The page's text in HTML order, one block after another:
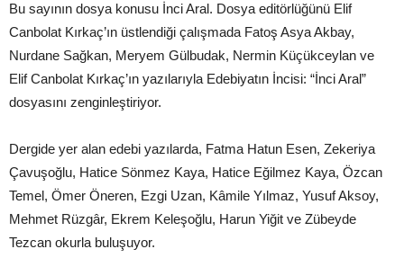
Bu sayının dosya konusu İnci Aral. Dosya editörlüğünü Elif
Canbolat Kırkaç’ın üstlendiği çalışmada Fatoş Asya Akbay,
Nurdane Sağkan, Meryem Gülbudak, Nermin Küçükceylan ve
Elif Canbolat Kırkaç’ın yazılarıyla Edebiyatın İncisi: “İnci Aral”
dosyasını zenginleştiriyor.
Dergide yer alan edebi yazılarda, Fatma Hatun Esen, Zekeriya
Çavuşoğlu, Hatice Sönmez Kaya, Hatice Eğilmez Kaya, Özcan
Temel, Ömer Öneren, Ezgi Uzan, Kâmile Yılmaz, Yusuf Aksoy,
Mehmet Rüzgâr, Ekrem Keleşoğlu, Harun Yiğit ve Zübeyde
Tezcan okurla buluşuyor.